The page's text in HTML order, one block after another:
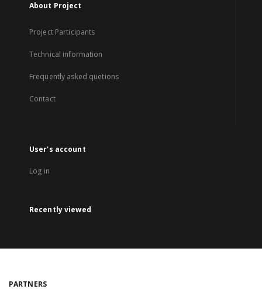
About Project
Project Participants
Technical information
Frequently asked quetions
Contact
User's account
Log in
Recently viewed
PARTNERS